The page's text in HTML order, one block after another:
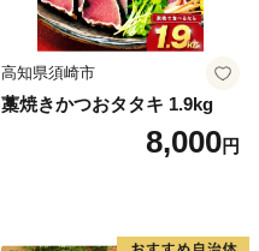
高知県須崎市
藁焼きかつおタタキ 1.9kg
8,000円